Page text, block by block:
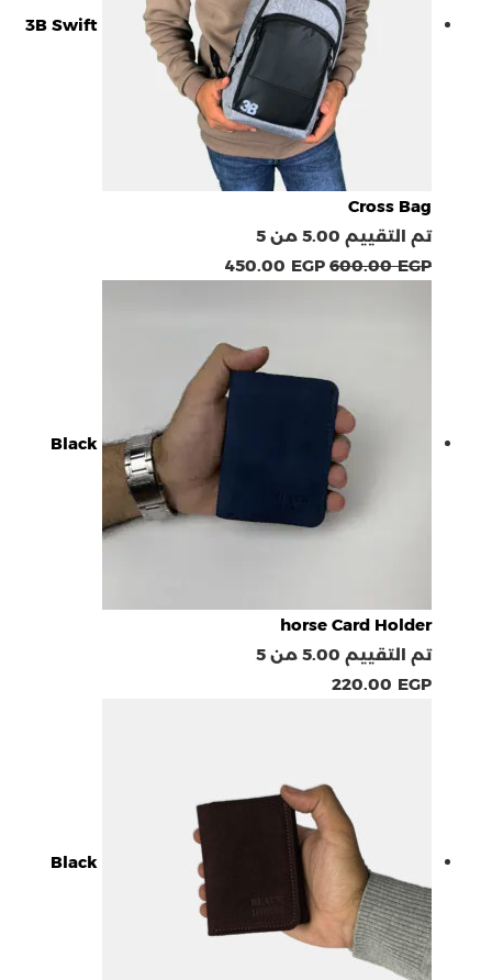
3B Swift
Cross Bag
تم التقييم 5.00 من 5
600.00EGP
450.00 EGP
Black
horse Card Holder
تم التقييم 5.00 من 5
220.00 EGP
Black